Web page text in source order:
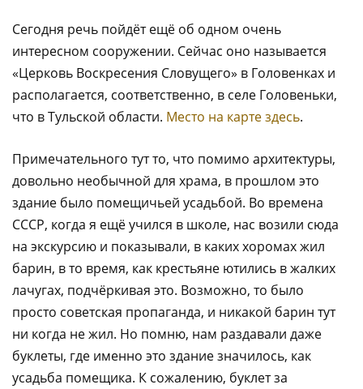
Сегодня речь пойдёт ещё об одном очень
интересном сооружении. Сейчас оно называется
«Церковь Воскресения Словущего» в Головенках и
располагается, соответственно, в селе Головеньки,
что в Тульской области. Место на карте здесь.
Примечательного тут то, что помимо архитектуры,
довольно необычной для храма, в прошлом это
здание было помещичьей усадьбой. Во времена
СССР, когда я ещё учился в школе, нас возили сюда
на экскурсию и показывали, в каких хоромах жил
барин, в то время, как крестьяне ютились в жалких
лачугах, подчёркивая это. Возможно, то было
просто советская пропаганда, и никакой барин тут
ни когда не жил. Но помню, нам раздавали даже
буклеты, где именно это здание значилось, как
усадьба помещика. К сожалению, буклет за